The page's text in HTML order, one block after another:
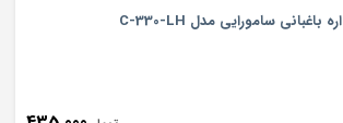
اره باغبانی سامورایی مدل C-330-LH